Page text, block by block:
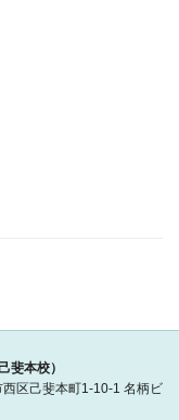
斐本校）
区己斐本町1-10-1 名柄ビ